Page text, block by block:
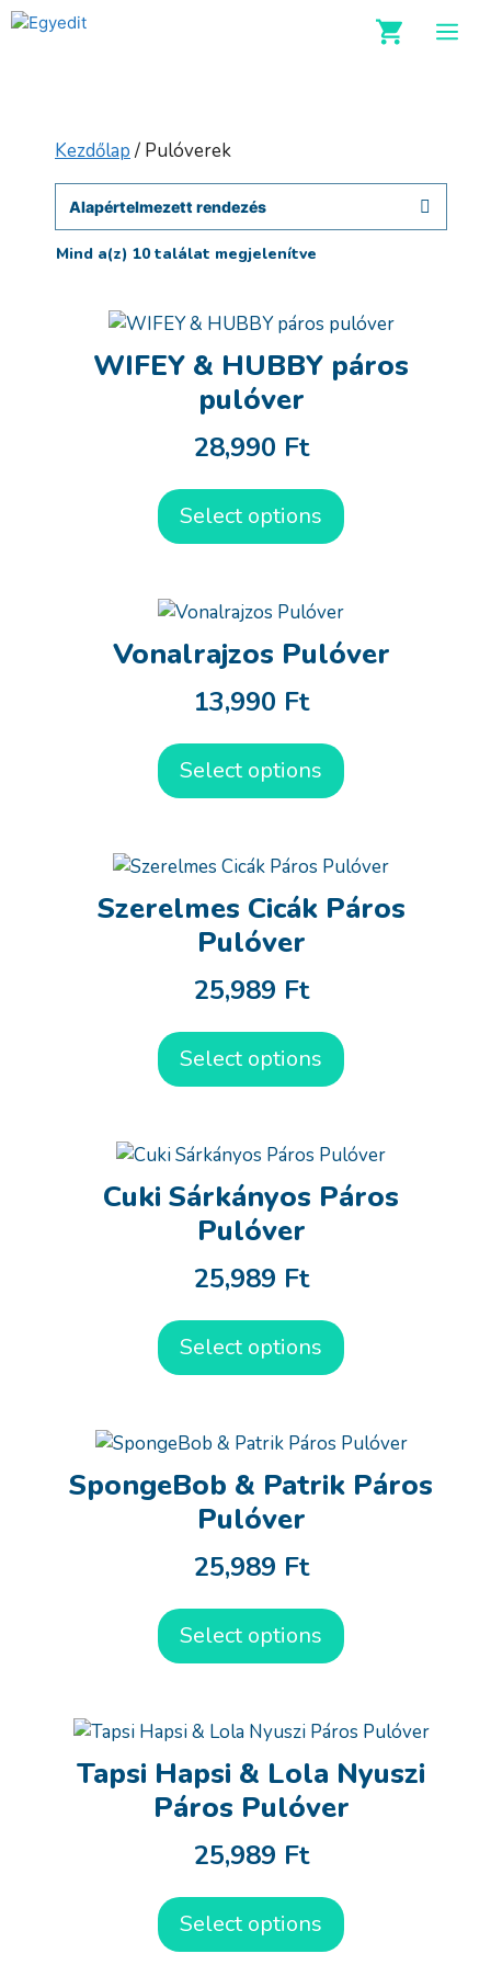
Kilépés
Kezdőlap/ Pulóverek
Mind a(z) 10 találat megjelenítve
WIFEY & HUBBY páros
pulóver
28,990 Ft
Select options
Vonalrajzos Pulóver
13,990 Ft
Select options
Szerelmes Cicák Páros
Pulóver
25,989 Ft
Select options
Cuki Sárkányos Páros
Pulóver
25,989 Ft
Select options
SpongeBob & Patrik Páros
Pulóver
25,989 Ft
Select options
Tapsi Hapsi & Lola Nyuszi
Páros Pulóver
25,989 Ft
Select options